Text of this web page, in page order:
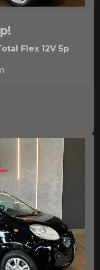
Flex 12V 5p